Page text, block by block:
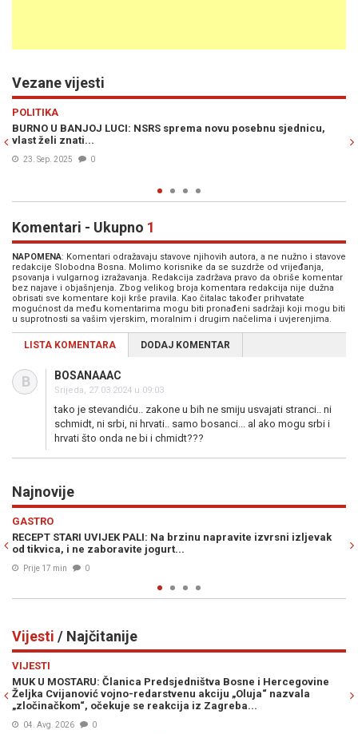
Vezane vijesti
novu posebnu sjednicu,
BURNO U BANJOJ LUCI: Nenad
Komentari - Ukupno 1
NAPOMENA: Komentari odražavaju stavove njihovih autora, a ne nužno i stavove
redakcije Slobodna Bosna. Molimo korisnike da se suzdrže od vrijeđanja,
psovanja i vulgarnog izražavanja. Redakcija zadržava pravo da obriše komentar
bez najave i objašnjenja. Zbog velikog broja komentara redakcija nije dužna
obrisati sve komentare koji krše pravila. Kao čitalac također prihvatate
mogućnost da među komentarima mogu biti pronađeni sadržaji koji mogu biti
u suprotnosti sa vašim vjerskim, moralnim i drugim načelima i uvjerenjima.
LISTA KOMENTARA DODAJ KOMENTAR
B BOSANAAAC
Srijeda, 27.03.2024 u 09:03
tako je stevandiću.. zakone u bih ne smiju usvajati stranci.. ni
schmidt, ni srbi, ni hrvati.. samo bosanci... al ako mogu srbi i
hrvati što onda ne bi i chmidt???
Najnovije
napravite izvrsni izljevak
MNOGI ĆE SE IZNENADITI: U slučaju
možemo ublažiti na ovaj način...
Vijesti / Najčitanije
Bosne i Hercegovine
„Oluja“ nazvala
Zagreba...
VRIJEME SE MIJENJA: Vrhunac
stiže osvježenje, već od..
05. Avg. 2026